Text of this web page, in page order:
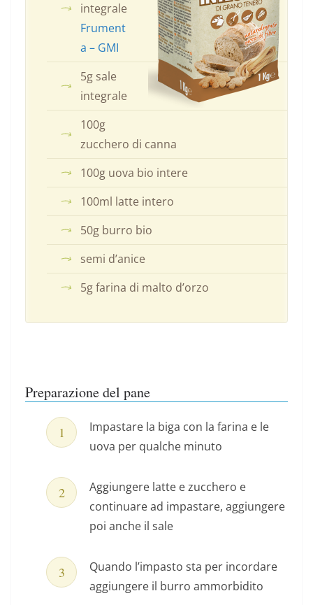
integrale
Frument
a – GMI
5g sale
integrale
100g
zucchero di canna
100g uova bio intere
100ml latte intero
50g burro bio
semi d’anice
5g farina di malto d’orzo
Preparazione del pane
Impastare la biga con la farina e le
uova per qualche minuto
Aggiungere latte e zucchero e
continuare ad impastare, aggiungere
poi anche il sale
Quando l’impasto sta per incordare
aggiungere il burro ammorbidito